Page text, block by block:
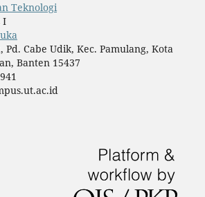
Teknologi
I
Pd. Cabe Udik, Kec. Pamulang, Kota
Banten 15437